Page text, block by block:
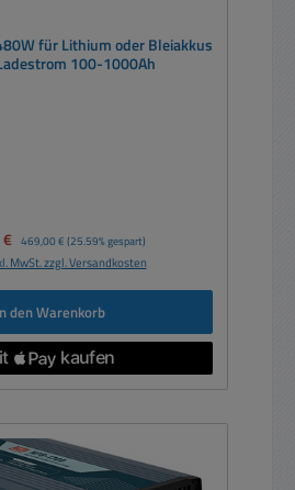
für Lithium oder Bleiakkus
100-1000Ah
Regulärer Preis:
469,00 € (25.59% gespart)
MwSt. zzgl. Versandkosten
den Warenkorb